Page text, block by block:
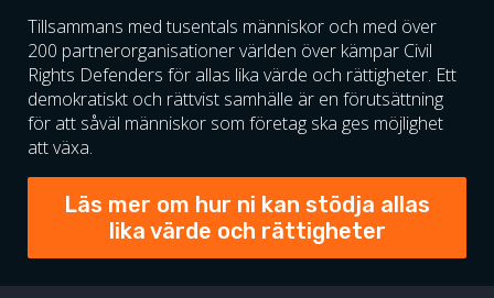
Tillsammans med tusentals människor och med över
200 partnerorganisationer världen över kämpar Civil
Rights Defenders för allas lika värde och rättigheter. Ett
demokratiskt och rättvist samhälle är en förutsättning
för att såväl människor som företag ska ges möjlighet
att växa.
Läs mer om hur ni kan stödja allas
lika värde och rättigheter